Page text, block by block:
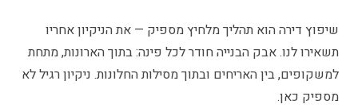
שיפוץ דירה הוא תהליך מלחיץ מספיק — את הניקיון אחריו
תשאירו לנו. אבק הבנייה חודר לכל פינה: בתוך הארונות, מתחת
למשקופים, בין האריחים ובתוך מסילות החלונות. ניקיון רגיל לא
מספיק כאן.